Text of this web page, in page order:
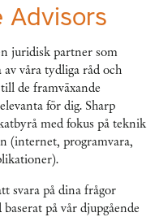
Advisors
juridisk partner som
våra tydliga råd och
de framväxande
för dig. Sharp
med fokus på teknik
(internet, programvara,
svara på dina frågor
på vår djupgående